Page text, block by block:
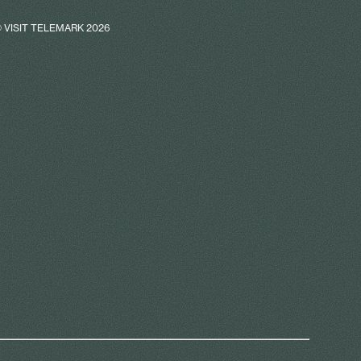
VISIT TELEMARK 2026